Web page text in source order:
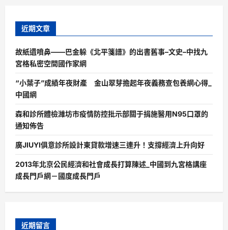
近期文章
故紙遺噴鼻——巴金躲《北平箋譜》的出書舊事–文史–中找九
宮格私密空間國作家網
“小葉子”成績年夜財產 金山翠芽擔起年夜義務查包養網心得_
中國網
森和診所體檢濰坊市疫情防控批示部關于捐施醫用N95口罩的
通知佈告
廣JIUYI俱意診所設計東貸款增速三連升！支撐經濟上升向好
2013年北京公民經濟和社會成長打算陳述_中國到九宮格講座
成長門戶網－國度成長門戶
近期留言